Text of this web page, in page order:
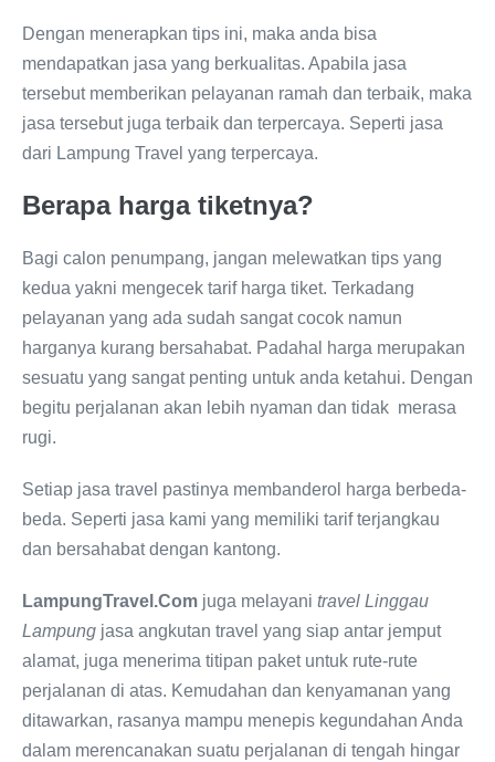
Dengan menerapkan tips ini, maka anda bisa
mendapatkan jasa yang berkualitas. Apabila jasa
tersebut memberikan pelayanan ramah dan terbaik, maka
jasa tersebut juga terbaik dan terpercaya. Seperti jasa
dari Lampung Travel yang terpercaya.
Berapa harga tiketnya?
Bagi calon penumpang, jangan melewatkan tips yang
kedua yakni mengecek tarif harga tiket. Terkadang
pelayanan yang ada sudah sangat cocok namun
harganya kurang bersahabat. Padahal harga merupakan
sesuatu yang sangat penting untuk anda ketahui. Dengan
begitu perjalanan akan lebih nyaman dan tidak merasa
rugi.
Setiap jasa travel pastinya membanderol harga berbeda-
beda. Seperti jasa kami yang memiliki tarif terjangkau
dan bersahabat dengan kantong.
LampungTravel.Com juga melayani travel Linggau
Lampung jasa angkutan travel yang siap antar jemput
alamat, juga menerima titipan paket untuk rute-rute
perjalanan di atas. Kemudahan dan kenyamanan yang
ditawarkan, rasanya mampu menepis kegundahan Anda
dalam merencanakan suatu perjalanan di tengah hingar